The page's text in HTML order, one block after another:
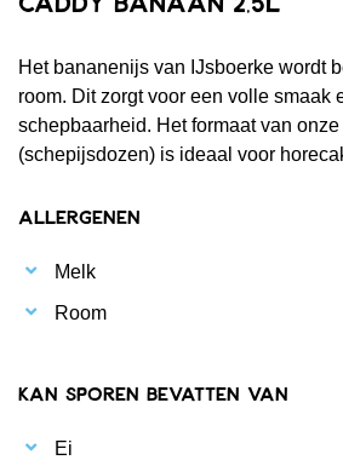
Het bananenijs van IJsboerke wordt
room. Dit zorgt voor een volle smaak
schepbaarheid. Het formaat van onze
(schepijsdozen) is ideaal voor
Allergenen
Melk
Room
Kan sporen bevatten van
Ei